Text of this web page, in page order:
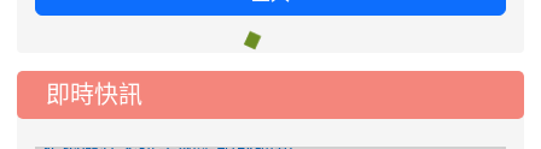
即時快訊
2026-08-06
楊梅區代表選手服裝領取通知